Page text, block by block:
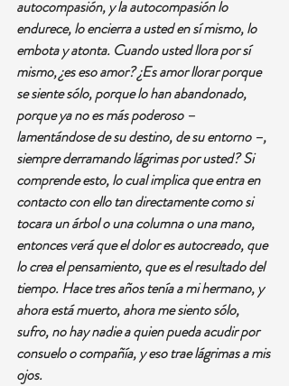
autocompasión, y la autocompasión lo
endurece, lo encierra a usted en sí mismo, lo
embota y atonta. Cuando usted llora por sí
mismo, ¿es eso amor? ¿Es amor llorar porque
se siente sólo, porque lo han abandonado,
porque ya no es más poderoso –
lamentándose de su destino, de su entorno –,
siempre derramando lágrimas por usted? Si
comprende esto, lo cual implica que entra en
contacto con ello tan directamente como si
tocara un árbol o una columna o una mano,
entonces verá que el dolor es autocreado, que
lo crea el pensamiento, que es el resultado del
tiempo. Hace tres años tenía a mi hermano, y
ahora está muerto, ahora me siento sólo,
sufro, no hay nadie a quien pueda acudir por
consuelo o compañía, y eso trae lágrimas a mis
ojos.